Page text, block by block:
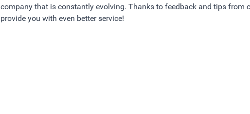
company that is constantly evolving. Thanks to feedback and tips from
provide you with even better service!